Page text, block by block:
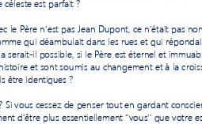
céleste est parfait ?
le Père n’est pas Jean Dupont, ce n’était pas
qui déambulait dans les rues et qui répond
serait-il possible, si le Père est éternel et
et sont soumis au changement et à la
être identiques ?
Si vous cessez de penser tout en gardant
d’être plus essentiellement ‘’vous’’ que votre